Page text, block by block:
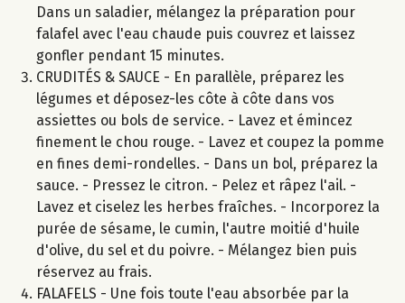
Dans un saladier, mélangez la préparation pour
falafel avec l'eau chaude puis couvrez et laissez
gonfler pendant 15 minutes.
CRUDITÉS & SAUCE - En parallèle, préparez les
légumes et déposez-les côte à côte dans vos
assiettes ou bols de service. - Lavez et émincez
finement le chou rouge. - Lavez et coupez la pomme
en fines demi-rondelles. - Dans un bol, préparez la
sauce. - Pressez le citron. - Pelez et râpez l'ail. -
Lavez et ciselez les herbes fraîches. - Incorporez la
purée de sésame, le cumin, l'autre moitié d'huile
d'olive, du sel et du poivre. - Mélangez bien puis
réservez au frais.
FALAFELS - Une fois toute l'eau absorbée par la